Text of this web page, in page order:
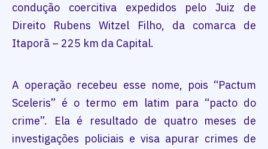
condução coercitiva expedidos pelo Juiz de
Direito Rubens Witzel Filho, da comarca de
Itaporã – 225 km da Capital.
A operação recebeu esse nome, pois “Pactum
Sceleris” é o termo em latim para “pacto do
crime”. Ela é resultado de quatro meses de
investigações policiais e visa apurar crimes de